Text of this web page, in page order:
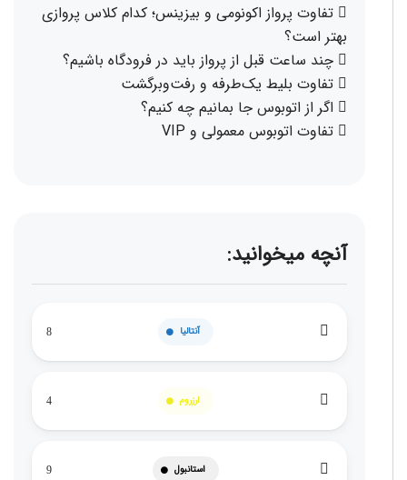
تفاوت پرواز اکونومی و بیزینس؛ کدام کلاس پروازی
بهتر است؟
چند ساعت قبل از پرواز باید در فرودگاه باشیم؟
تفاوت بلیط یک‌طرفه و رفت‌وبرگشت
اگر از اتوبوس جا بمانیم چه کنیم؟
تفاوت اتوبوس معمولی و VIP
آنچه میخوانید:
آنتالیا 8
ارزروم 4
استانبول 9